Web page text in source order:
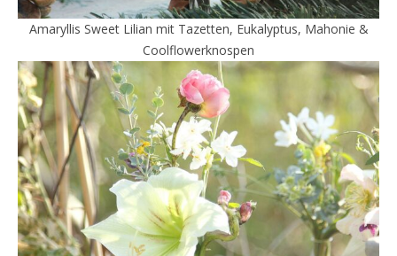
Amaryllis Sweet Lilian mit Tazetten, Eukalyptus, Mahonie &
Coolflowerknospen